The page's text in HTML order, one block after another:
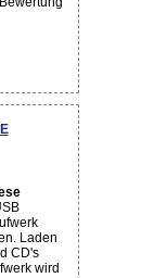
Laden
CD's
wird